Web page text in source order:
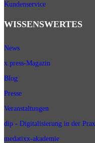
Kundenservice
WISSENSWERTES
News
x.press-Magazin
Blog
Presse
Veranstaltungen
dip - Digitalisierung in der
medatixx-akademie